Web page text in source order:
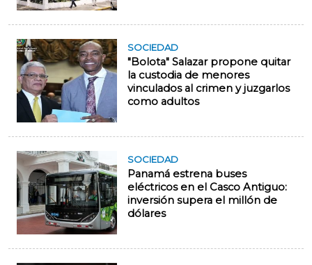
SOCIEDAD
"Bolota" Salazar propone quitar
la custodia de menores
vinculados al crimen y juzgarlos
como adultos
SOCIEDAD
Panamá estrena buses
eléctricos en el Casco Antiguo:
inversión supera el millón de
dólares